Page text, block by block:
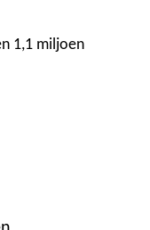
1,1 miljoen